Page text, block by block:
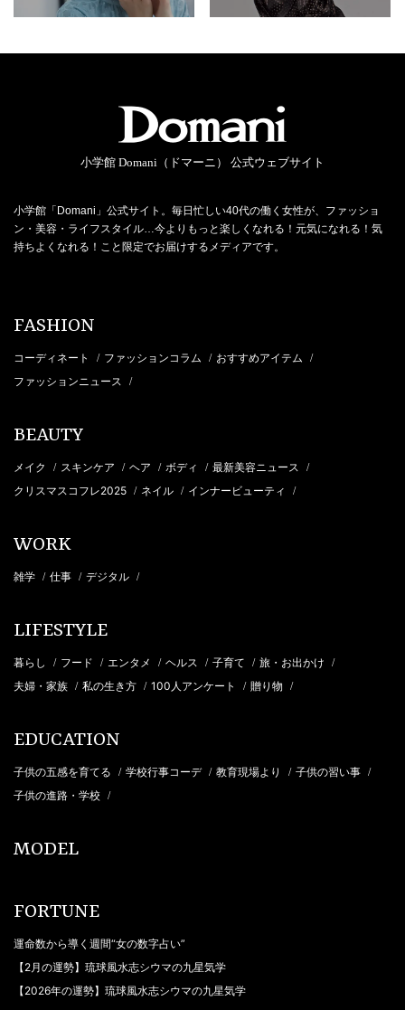
小学館 Domani（ドマーニ） 公式ウェブサイト
小学館「Domani」公式サイト。毎日忙しい40代の働く女性が、ファッショ
ン・美容・ライフスタイル…今よりもっと楽しくなれる！元気になれる！気
持ちよくなれる！こと限定でお届けするメディアです。
FASHION
コーディネート / ファッションコラム / おすすめアイテム /
ファッションニュース /
BEAUTY
メイク / スキンケア / ヘア / ボディ / 最新美容ニュース /
クリスマスコフレ2025 / ネイル / インナービューティ /
WORK
雑学 / 仕事 / デジタル /
LIFESTYLE
暮らし / フード / エンタメ / ヘルス / 子育て / 旅・お出かけ /
夫婦・家族 / 私の生き方 / 100人アンケート / 贈り物 /
EDUCATION
子供の五感を育てる / 学校行事コーデ / 教育現場より / 子供の習い事 /
子供の進路・学校 /
MODEL
FORTUNE
運命数から導く週間“女の数字占い”
【2月の運勢】琉球風水志シウマの九星気学
【2026年の運勢】琉球風水志シウマの九星気学